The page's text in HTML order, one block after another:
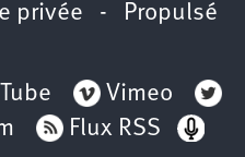
privée - Propulsé
Vimeo
Flux RSS